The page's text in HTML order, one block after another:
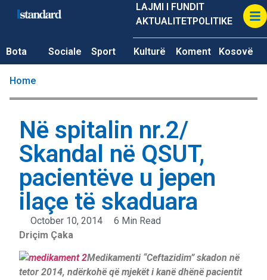
LAJMI I FUNDIT
AKTUALITETPOLITIKE
Bota Sociale Sport Kulturë Koment Kosovë
Home
Në spitalin nr.2/
Skandal në QSUT,
pacientëve u jepen
ilaçe të skaduara
October 10, 2014
6 Min Read
Driçim Çaka
Medikamenti “Ceftazidim” skadon në
tetor 2014, ndërkohë që mjekët i kanë dhënë pacientit